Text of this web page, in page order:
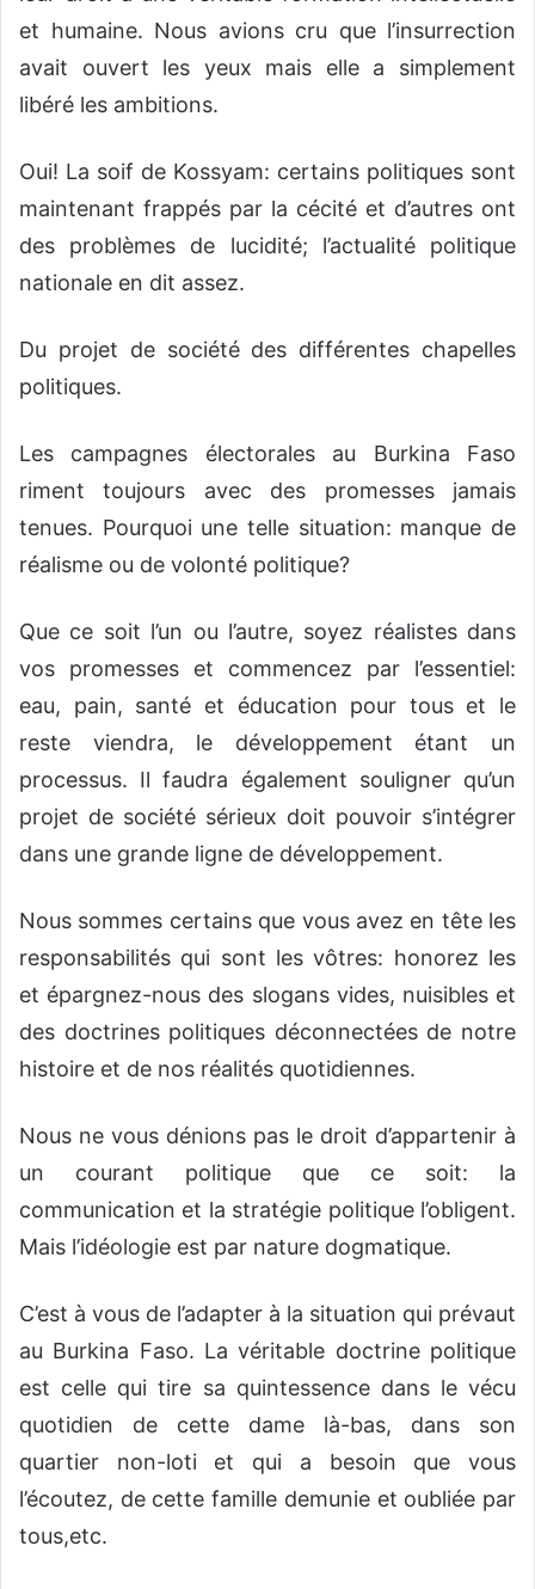
et humaine. Nous avions cru que l’insurrection
avait ouvert les yeux mais elle a simplement
libéré les ambitions.
Oui! La soif de Kossyam: certains politiques sont
maintenant frappés par la cécité et d’autres ont
des problèmes de lucidité; l’actualité politique
nationale en dit assez.
Du projet de société des différentes chapelles
politiques.
Les campagnes électorales au Burkina Faso
riment toujours avec des promesses jamais
tenues. Pourquoi une telle situation: manque de
réalisme ou de volonté politique?
Que ce soit l’un ou l’autre, soyez réalistes dans
vos promesses et commencez par l’essentiel:
eau, pain, santé et éducation pour tous et le
reste viendra, le développement étant un
processus. Il faudra également souligner qu’un
projet de société sérieux doit pouvoir s’intégrer
dans une grande ligne de développement.
Nous sommes certains que vous avez en tête les
responsabilités qui sont les vôtres: honorez les
et épargnez-nous des slogans vides, nuisibles et
des doctrines politiques déconnectées de notre
histoire et de nos réalités quotidiennes.
Nous ne vous dénions pas le droit d’appartenir à
un courant politique que ce soit: la
communication et la stratégie politique l’obligent.
Mais l’idéologie est par nature dogmatique.
C’est à vous de l’adapter à la situation qui prévaut
au Burkina Faso. La véritable doctrine politique
est celle qui tire sa quintessence dans le vécu
quotidien de cette dame là-bas, dans son
quartier non-loti et qui a besoin que vous
l’écoutez, de cette famille demunie et oubliée par
tous,etc.